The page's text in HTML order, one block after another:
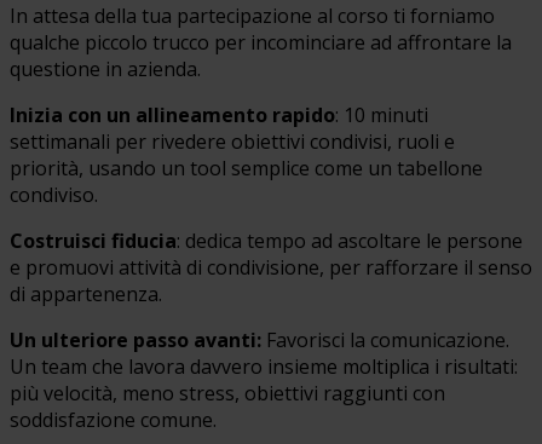
In attesa della tua partecipazione al corso ti forniamo
qualche piccolo trucco per incominciare ad affrontare la
questione in azienda.
Inizia con un allineamento rapido: 10 minuti
settimanali per rivedere obiettivi condivisi, ruoli e
priorità, usando un tool semplice come un tabellone
condiviso.
Costruisci fiducia: dedica tempo ad ascoltare le persone
e promuovi attività di condivisione, per rafforzare il senso
di appartenenza.
Un ulteriore passo avanti: Favorisci la comunicazione.
Un team che lavora davvero insieme moltiplica i risultati:
più velocità, meno stress, obiettivi raggiunti con
soddisfazione comune.